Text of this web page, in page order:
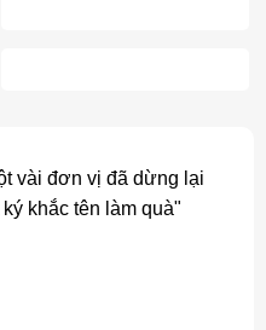
vài đơn vị đã dừng lại
khắc tên làm quà"